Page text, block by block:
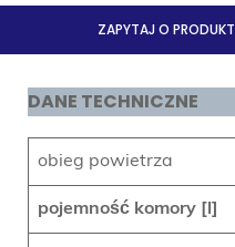
ZAPYTAJ O PRODUKT
DANE TECHNICZNE
obieg powietrza
pojemność komory [l]